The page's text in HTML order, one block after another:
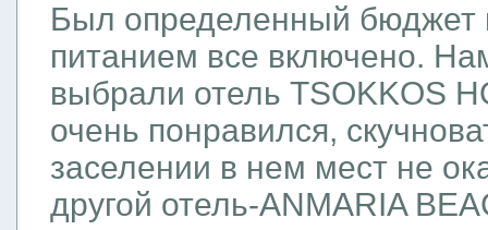
Был определенный бюджет
питанием все включено.
выбрали отель TSOKKOS
очень понравился,
заселении в нем мест не
другой отель-ANMARIA